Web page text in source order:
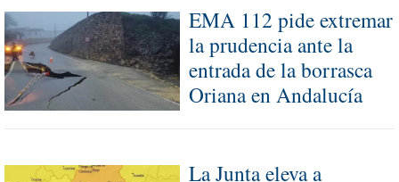
EMA 112 pide extremar
la prudencia ante la
entrada de la borrasca
Oriana en Andalucía
La Junta eleva a